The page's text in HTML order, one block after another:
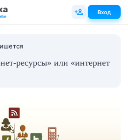
ресурсы» или «интернет
Вход